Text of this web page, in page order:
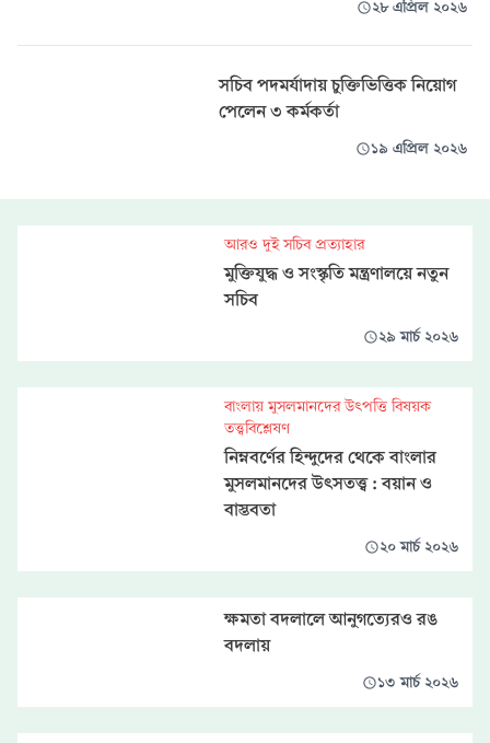
২৮ এপ্রিল ২০২৬
সচিব পদমর্যাদায় চুক্তিভিত্তিক নিয়োগ
পেলেন ৩ কর্মকর্তা
১৯ এপ্রিল ২০২৬
আরও দুই সচিব প্রত্যাহার
মুক্তিযুদ্ধ ও সংস্কৃতি মন্ত্রণালয়ে নতুন
সচিব
২৯ মার্চ ২০২৬
বাংলায় মুসলমানদের উৎপত্তি বিষয়ক
তত্ত্ববিশ্লেষণ
নিম্নবর্ণের হিন্দুদের থেকে বাংলার
মুসলমানদের উৎসতত্ত্ব : বয়ান ও
বাস্তবতা
২০ মার্চ ২০২৬
ক্ষমতা বদলালে আনুগত্যেরও রঙ
বদলায়
১৩ মার্চ ২০২৬